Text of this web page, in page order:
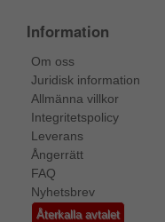
Information
Om oss
Juridisk information
Allmänna villkor
Integritetspolicy
Leverans
Ångerrätt
FAQ
Nyhetsbrev
Återkalla avtalet